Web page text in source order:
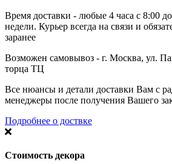
Время доставки - любые 4 часа с 8:00
недели. Курьер всегда на связи и
заранее
Возможен самовывоз - г. Москва, ул.
торца ТЦ
Все нюансы и детали доставки Вам с
менеджеры после получения Вашего
Подробнее о доствке
Стоимость декора